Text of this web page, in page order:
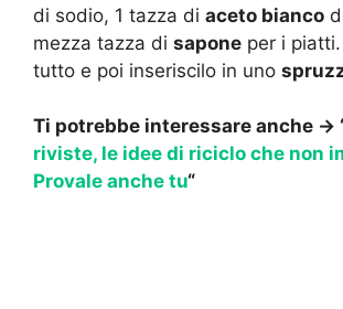
di sodio, 1 tazza di aceto bianco
mezza tazza di sapone per i piatti.
tutto e poi inseriscilo in uno
Ti potrebbe interessare anche ->
riviste, le idee di riciclo che non
Provale anche tu“